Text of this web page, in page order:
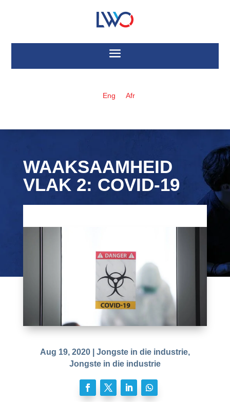
Eng Afr
WAAKSAAMHEID
VLAK 2: COVID-19
Aug 19, 2020| Jongste in die industrie,
Jongste in die industrie